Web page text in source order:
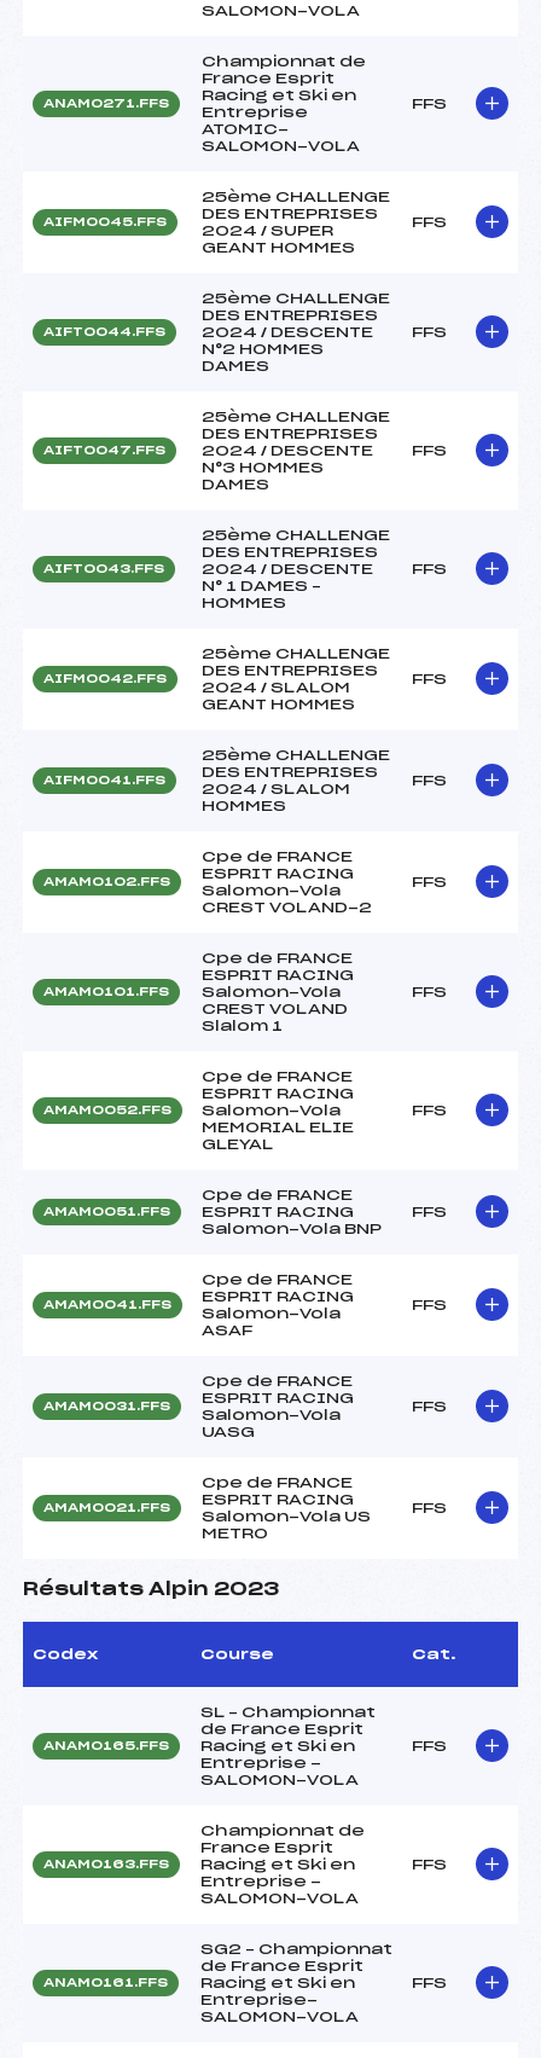
SALOMON-VOLA
ANAM0271.FFS
Championnat de
France Esprit
Racing et Ski en
Entreprise
ATOMIC-
SALOMON-VOLA
FFS
AIFM0045.FFS
25ème CHALLENGE
DES ENTREPRISES
2024 / SUPER
GEANT HOMMES
FFS
AIFT0044.FFS
25ème CHALLENGE
DES ENTREPRISES
2024 / DESCENTE
N°2 HOMMES
DAMES
FFS
AIFT0047.FFS
25ème CHALLENGE
DES ENTREPRISES
2024 / DESCENTE
N°3 HOMMES
DAMES
FFS
AIFT0043.FFS
25ème CHALLENGE
DES ENTREPRISES
2024 / DESCENTE
N° 1 DAMES –
HOMMES
FFS
AIFM0042.FFS
25ème CHALLENGE
DES ENTREPRISES
2024 / SLALOM
GEANT HOMMES
FFS
AIFM0041.FFS
25ème CHALLENGE
DES ENTREPRISES
2024 / SLALOM
HOMMES
FFS
AMAM0102.FFS
Cpe de FRANCE
ESPRIT RACING
Salomon-Vola
CREST VOLAND-2
FFS
AMAM0101.FFS
Cpe de FRANCE
ESPRIT RACING
Salomon-Vola
CREST VOLAND
Slalom 1
FFS
AMAM0052.FFS
Cpe de FRANCE
ESPRIT RACING
Salomon-Vola
MEMORIAL ELIE
GLEYAL
FFS
AMAM0051.FFS
Cpe de FRANCE
ESPRIT RACING
Salomon-Vola BNP
FFS
AMAM0041.FFS
Cpe de FRANCE
ESPRIT RACING
Salomon-Vola
ASAF
FFS
AMAM0031.FFS
Cpe de FRANCE
ESPRIT RACING
Salomon-Vola
UASG
FFS
AMAM0021.FFS
Cpe de FRANCE
ESPRIT RACING
Salomon-Vola US
METRO
FFS
Résultats Alpin 2023
Codex Course Cat.
ANAM0165.FFS
SL – Championnat
de France Esprit
Racing et Ski en
Entreprise -
SALOMON-VOLA
FFS
ANAM0163.FFS
Championnat de
France Esprit
Racing et Ski en
Entreprise -
SALOMON-VOLA
FFS
ANAM0161.FFS
SG2 – Championnat
de France Esprit
Racing et Ski en
Entreprise-
SALOMON-VOLA
FFS